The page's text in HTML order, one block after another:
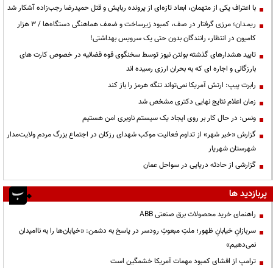
با اعتراف یکی از متهمان، ابعاد تازه‌ای از پرونده ربایش و قتل حمیدرضا رجب‌زاده آشکار شد
ریمـدان؛ مرزی گرفتار در صف، کمبود زیرساخت و ضعف هماهنگی دستگاه‌ها / ۳ هزار
کامیون در انتظار، رانندگان بدون حتی یک سرویس بهداشتی!
تایید هشدارهای گذشته بولتن نیوز توسط سخنگوی قوه قضائیه در خصوص کارت های
بارزگانی و اجاره ای که به بحران ارزی رسیده اند
رابرت پیپ: ارتش آمریکا نمی‌تواند تنگه هرمز را باز کند
زمان اعلام نتایج نهایی دکتری مشخص شد
ونس: در حال کار بر روی ایجاد یک سیستم ناوبری امن هستیم
گزارش «خبر شهر» از تداوم فعالیت موکب شهدای رزکان در اجتماع بزرگ مردم ولایت‌مدار
شهرستان شهریار
گزارشی از حادثه دریایی در سواحل عمان
پربازدید ها
راهنمای خرید محصولات برق صنعتی ABB
سربازانِ خیابانِ ظهور؛ ملتِ مبعوثِ رودسر در پاسخ به دشمن: «خیابان‌ها را به ناامیدان
نمی‌دهیم»
ترامپ از افشای کمبود مهمات آمریکا خشمگین است